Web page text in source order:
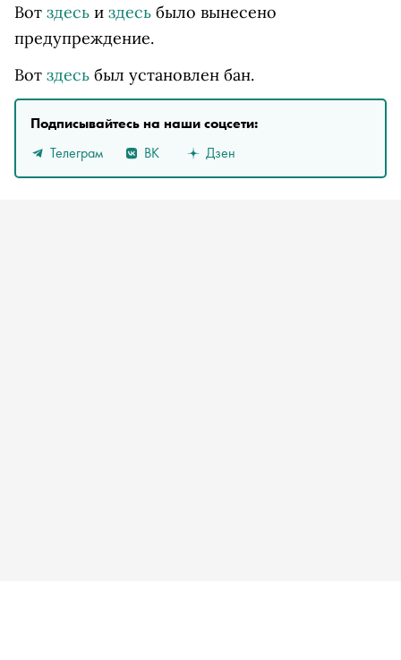
Вот здесь и здесь было вынесено
предупреждение.
Вот здесь был установлен бан.
Подписывайтесь на наши соцсети:
Телеграм
ВК Дзен